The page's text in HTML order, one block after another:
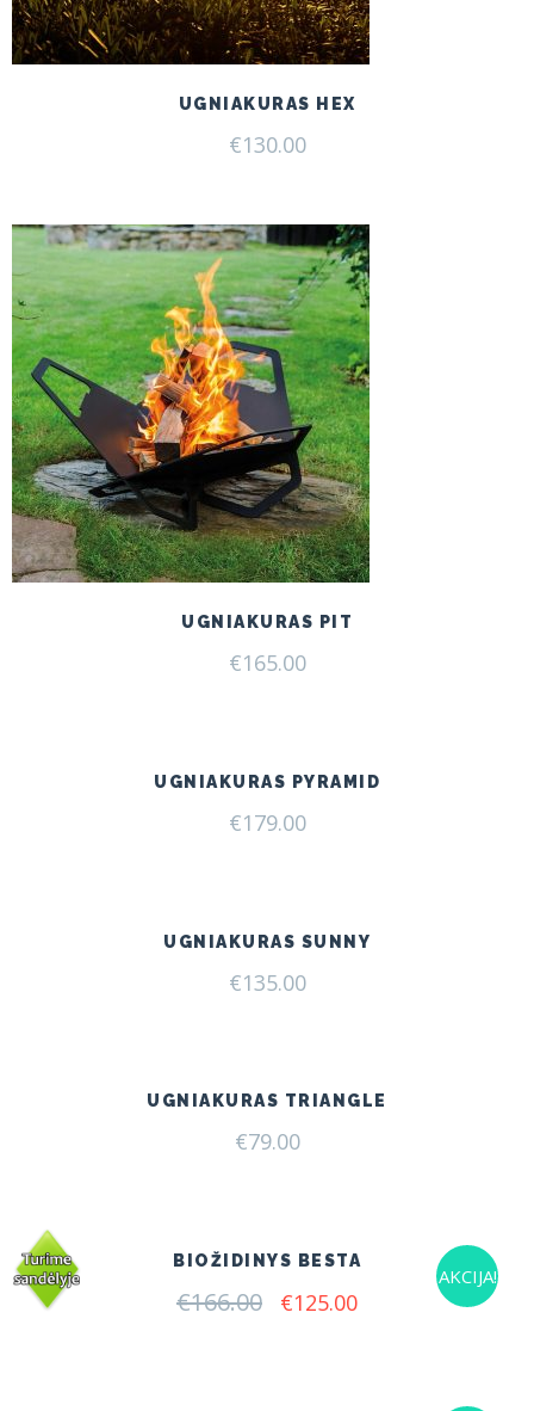
UGNIAKURAS HEX
€130.00
UGNIAKURAS PIT
€165.00
UGNIAKURAS PYRAMID
€179.00
UGNIAKURAS SUNNY
€135.00
UGNIAKURAS TRIANGLE
€79.00
AKCIJA!
BIOŽIDINYS BESTA
€166.00 Original
€125.00Current